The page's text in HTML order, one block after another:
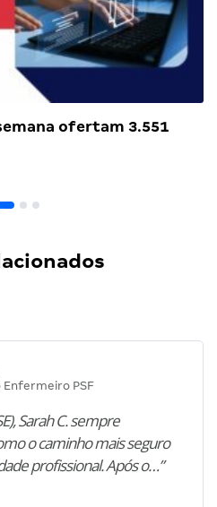
ofertam 3.551
Enfermeiro PSF
Sarah C. sempre
o caminho mais seguro
profissional. Após o…”